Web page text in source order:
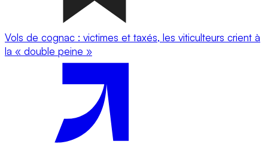
Vols de cognac : victimes et taxés, les viticulteurs crient à
la « double peine »